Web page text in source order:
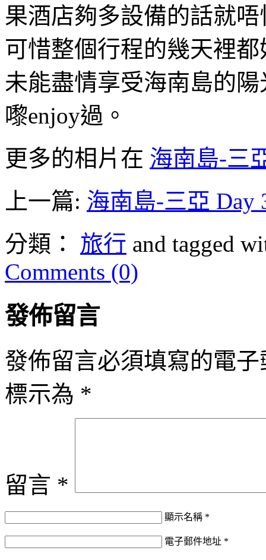
果酒店夠多設備的話就
可惜整個行程的幾天裡
未能盡情享受海南島的
嚟enjoy過。
更多的相片在 海南島-三
上一篇: 海南島-三亞 Day
分類： 旅行 and tagged
Comments (0)
發佈留言
發佈留言必須填寫的電
標示為 *
留言 *
顯示名稱 *
電子郵件地址 *